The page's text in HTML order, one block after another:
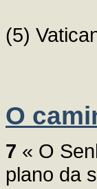
(5)
O
7 « O
plano da